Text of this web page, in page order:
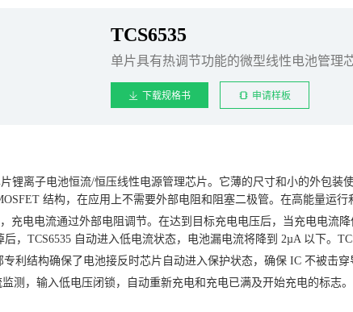
TCS6535
单片具有热调节功能的微型线性电池管理
下载规格书 申请样板
锂离子电池恒流/恒压线性电源管理芯片。它薄的尺寸和小的外包装
结构，在应用上不需要外部电阻和阻塞二极管。在高能量运
充电电流通过外部电阻调节。在达到目标充电电压后，当充电电流
，TCS6535 自动进入低电流状态，电池漏电流将降到 2µA 以下。
专利结构确保了电池接反时芯片自动进入保护状态，确保 IC 不被击穿
测，输入低电压闭锁，自动重新充电和充电已满及开始充电的标志。